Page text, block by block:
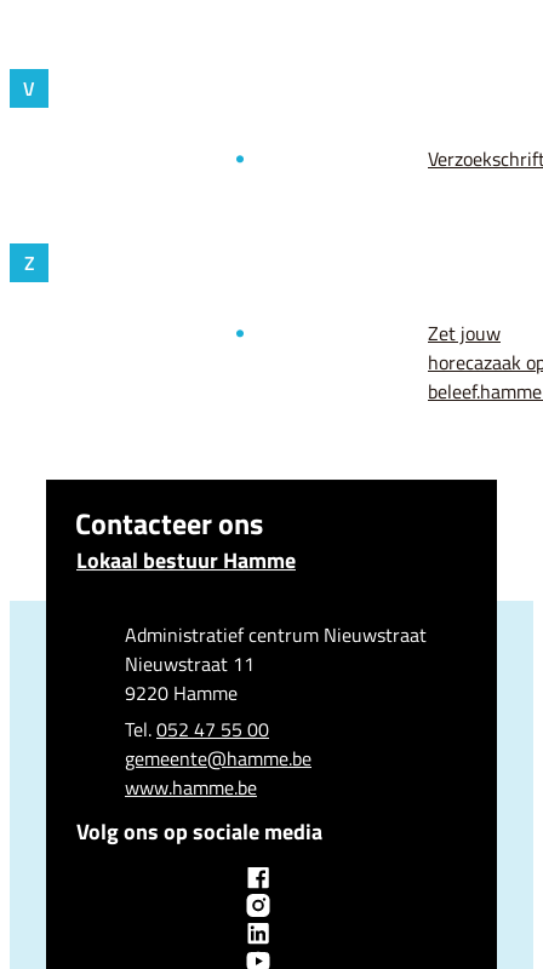
V
Z
Zet jouw
horecazaak
Contacteer ons
Lokaal bestuur Hamme
Administratief centrum Nieuwstraat
Nieuwstraat 11
,9220 Hamme
052 47 55 00
E-mailgemeente@hamme.be
Websitewww.hamme.be
Volg ons op sociale media
Lokaal bestuur Hamme
Lokaal bestuur Hamme
Lokaal bestuur Hamme